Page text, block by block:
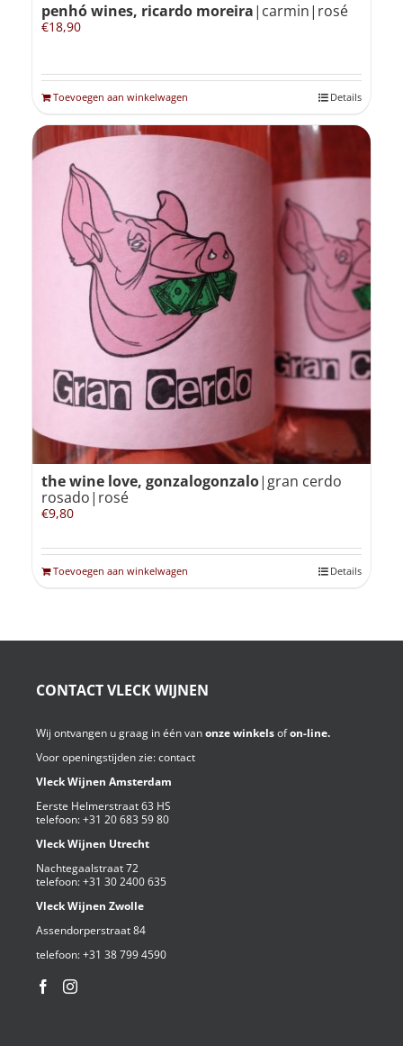
penhó wines, ricardo moreira|carmin|rosé
€18,90
Toevoegen aan winkelwagen Details
the wine love, gonzalogonzalo|gran cerdo
rosado|rosé
€9,80
Toevoegen aan winkelwagen Details
CONTACT VLECK WIJNEN
Wij ontvangen u graag in één vanonze winkelsofon-line.
Voor openingstijden zie:contact
Vleck Wijnen Amsterdam
Eerste Helmerstraat 63 HS
telefoon:+31 20 683 59 80
Vleck Wijnen Utrecht
Nachtegaalstraat 72
telefoon:+31 30 2400 635
Vleck Wijnen Zwolle
Assendorperstraat 84
telefoon:+31 38 799 4590⁩